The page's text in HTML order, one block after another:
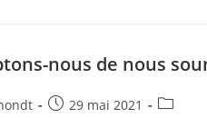
nous de nous
29 mai 2021